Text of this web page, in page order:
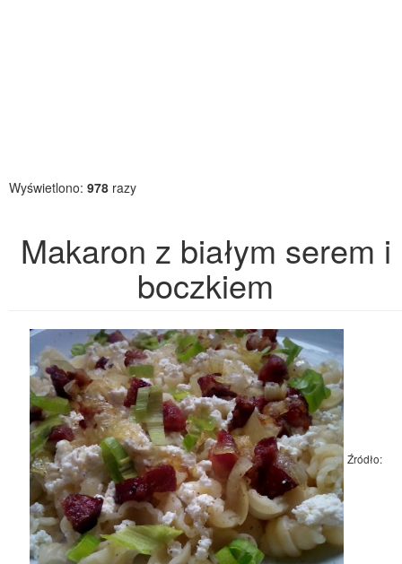
Wyświetlono: 978 razy
Makaron z białym serem i
boczkiem
Źródło: